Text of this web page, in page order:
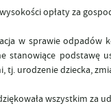
opłaty za
w sprawie
stanowiące podstawę
urodzenie dziecka,
wszystkim za